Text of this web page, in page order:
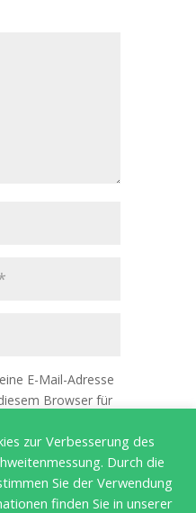
E-Mail-Adresse
Browser für
zur Verbesserung des
Durch die
Sie der Verwendung
finden Sie in unserer